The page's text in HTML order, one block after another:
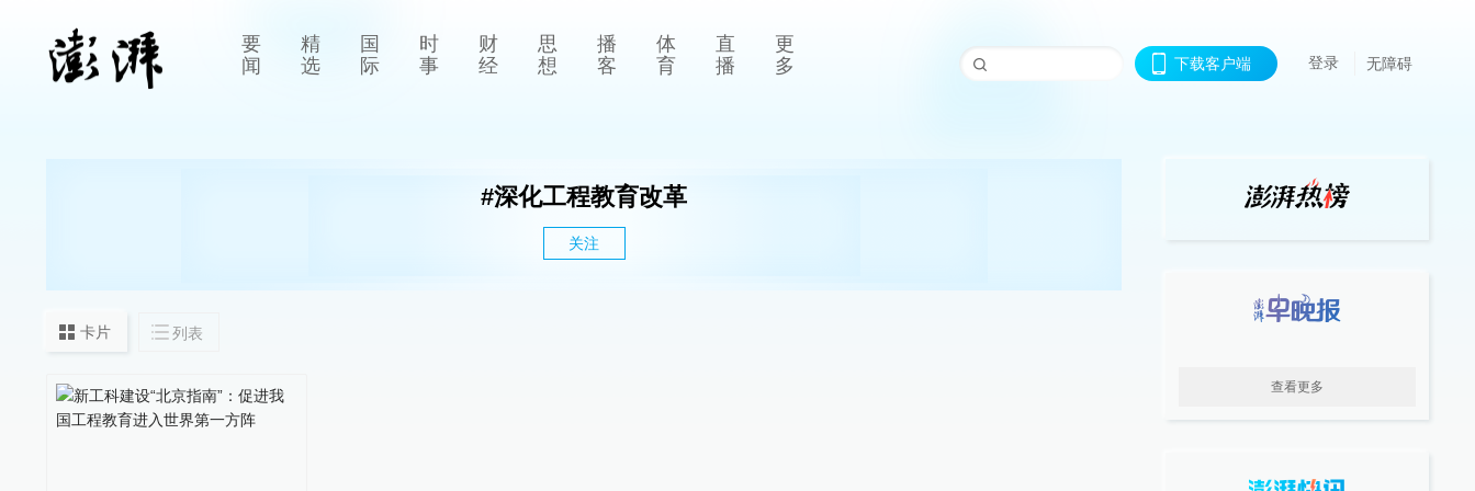
要
闻
精
选
国
际
时
事
财
经
思
想
播
客
体
育
直
播
更
多
下载客户端 登录 无障碍
#深化工程教育改革
关注
卡片 列表
查看更多